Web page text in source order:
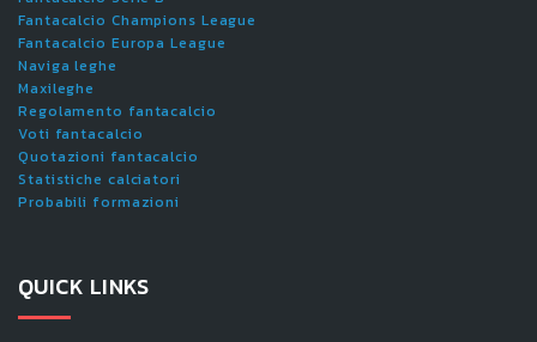
Fantacalcio Champions League
Fantacalcio Europa League
Naviga leghe
Maxileghe
Regolamento fantacalcio
Voti fantacalcio
Quotazioni fantacalcio
Statistiche calciatori
Probabili formazioni
QUICK LINKS